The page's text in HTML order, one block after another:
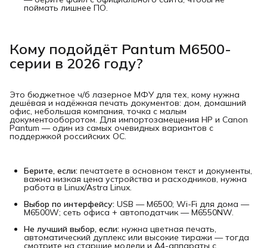
поймать лишнее ПО.
Кому подойдёт Pantum M6500-
серии в 2026 году?
Это бюджетное ч/б лазерное МФУ для тех, кому нужна
дешёвая и надёжная печать документов: дом, домашний
офис, небольшая компания, точка с малым
документооборотом. Для импортозамещения HP и Canon
Pantum — один из самых очевидных вариантов с
поддержкой российских ОС.
Берите, если: печатаете в основном текст и документы,
важна низкая цена устройства и расходников, нужна
работа в Linux/Astra Linux.
Выбор по интерфейсу: USB — M6500; Wi-Fi для дома —
M6500W; сеть офиса + автоподатчик — M6550NW.
Не лучший выбор, если: нужна цветная печать,
автоматический дуплекс или высокие тиражи — тогда
смотрите на старшие модели и А4-аппараты с